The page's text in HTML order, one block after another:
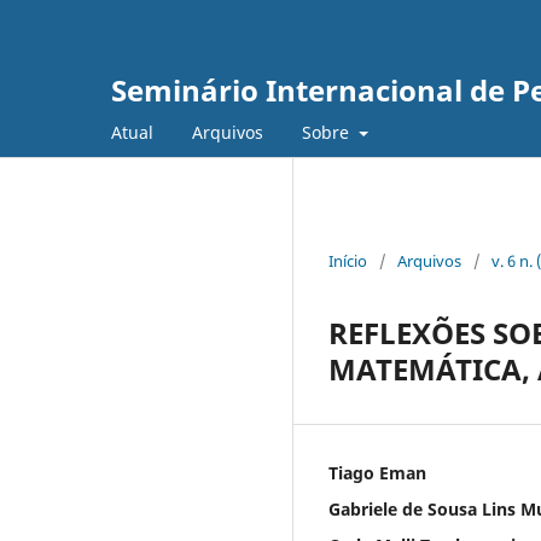
Seminário Internacional de
Atual Arquivos Sobre
Início / Arquivos / v. 6 n.
REFLEXÕES
MATEMÁTICA,
Tiago Eman
Gabriele de Sousa Lins